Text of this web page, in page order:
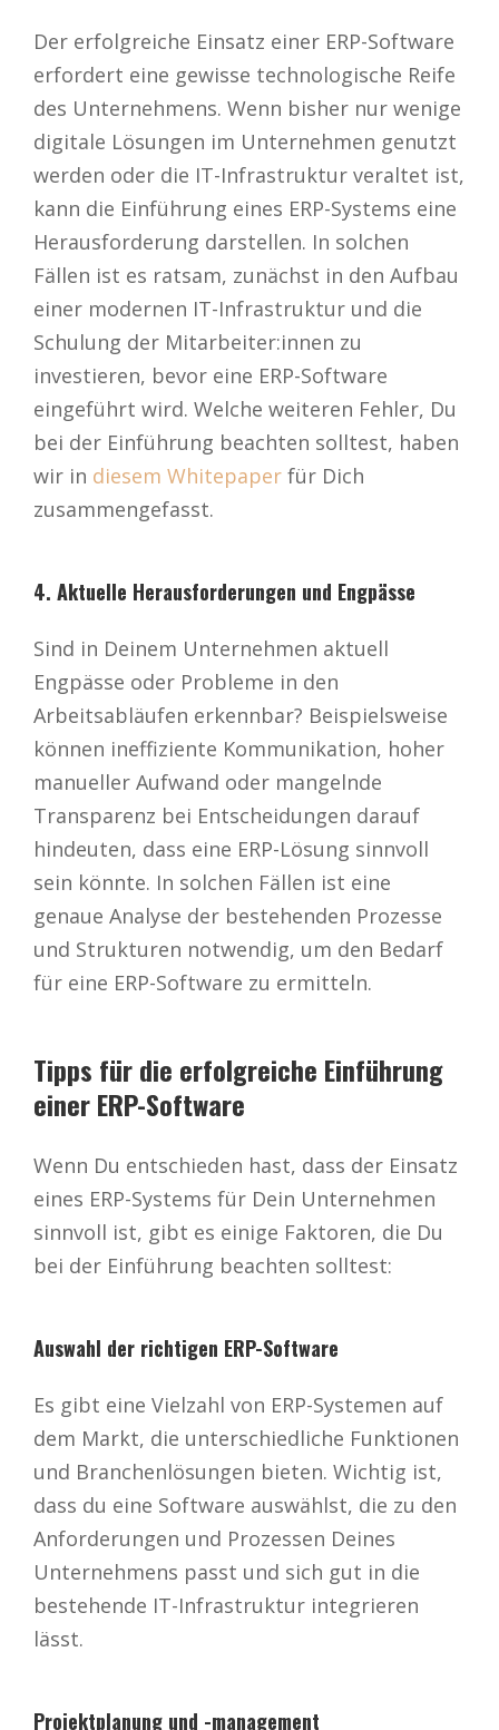
Der erfolgreiche Einsatz einer ERP-Software
erfordert eine gewisse technologische Reife
des Unternehmens. Wenn bisher nur wenige
digitale Lösungen im Unternehmen genutzt
werden oder die IT-Infrastruktur veraltet ist,
kann die Einführung eines ERP-Systems eine
Herausforderung darstellen. In solchen
Fällen ist es ratsam, zunächst in den Aufbau
einer modernen IT-Infrastruktur und die
Schulung der Mitarbeiter:innen zu
investieren, bevor eine ERP-Software
eingeführt wird. Welche weiteren Fehler, Du
bei der Einführung beachten solltest, haben
wir in diesem Whitepaper für Dich
zusammengefasst.
4. Aktuelle Herausforderungen und Engpässe
Sind in Deinem Unternehmen aktuell
Engpässe oder Probleme in den
Arbeitsabläufen erkennbar? Beispielsweise
können ineffiziente Kommunikation, hoher
manueller Aufwand oder mangelnde
Transparenz bei Entscheidungen darauf
hindeuten, dass eine ERP-Lösung sinnvoll
sein könnte. In solchen Fällen ist eine
genaue Analyse der bestehenden Prozesse
und Strukturen notwendig, um den Bedarf
für eine ERP-Software zu ermitteln.
Tipps für die erfolgreiche Einführung
einer ERP-Software
Wenn Du entschieden hast, dass der Einsatz
eines ERP-Systems für Dein Unternehmen
sinnvoll ist, gibt es einige Faktoren, die Du
bei der Einführung beachten solltest:
Auswahl der richtigen ERP-Software
Es gibt eine Vielzahl von ERP-Systemen auf
dem Markt, die unterschiedliche Funktionen
und Branchenlösungen bieten. Wichtig ist,
dass du eine Software auswählst, die zu den
Anforderungen und Prozessen Deines
Unternehmens passt und sich gut in die
bestehende IT-Infrastruktur integrieren
lässt.
Projektplanung und -management